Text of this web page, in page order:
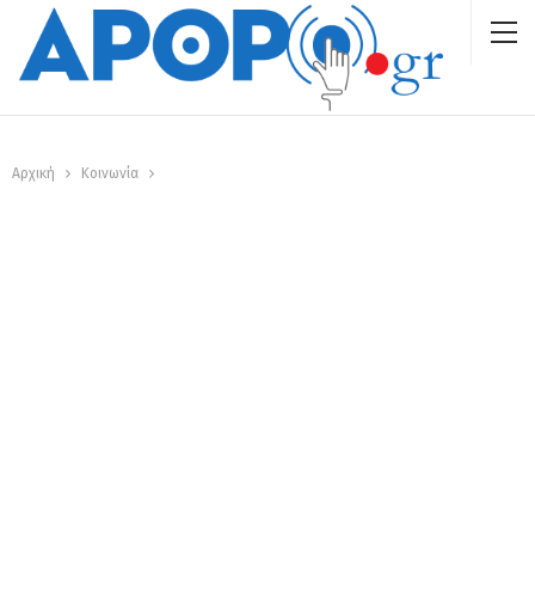
Αρχική Κοινωνία